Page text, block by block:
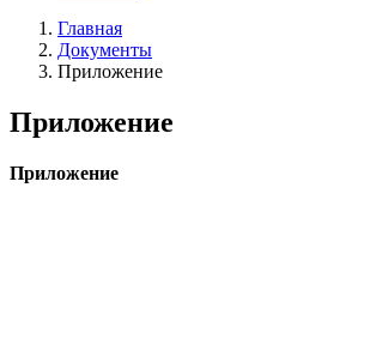
Строка
навигации
Главная
Документы
Приложение
Приложение
Приложение